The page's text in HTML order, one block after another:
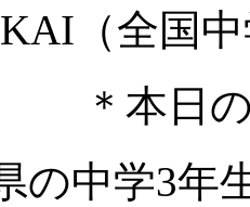
（全国
＊本日
の中学3年